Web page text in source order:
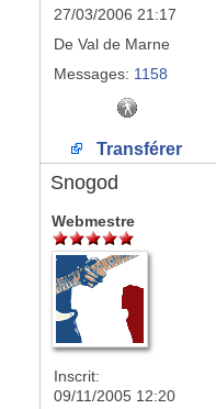
27/03/2006 21:17
De Val de Marne
Messages: 1158
Transférer
Snogod
Webmestre
Inscrit:
09/11/2005 12:20